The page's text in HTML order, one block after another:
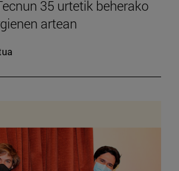
35 urtetik beherako
artean